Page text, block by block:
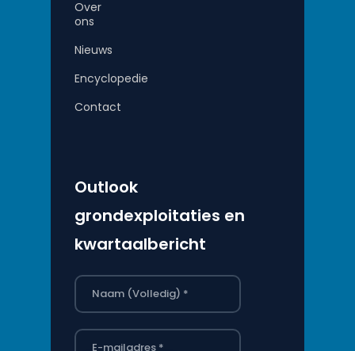
Over
ons
Nieuws
Encyclopedie
Contact
Outlook
grondexploitaties en
kwartaalbericht